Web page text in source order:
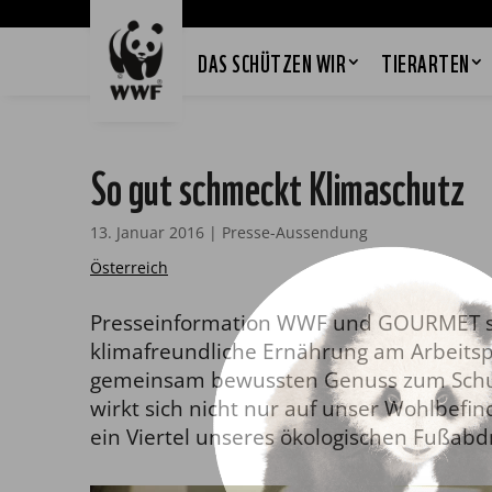
DAS SCHÜTZEN WIR TIERARTEN
So gut schmeckt Klimaschutz
13. Januar 2016 | Presse-Aussendung
Österreich
Presseinformation WWF und
klimafreundliche Ernährung am
gemeinsam bewussten Genuss zum
wirkt sich nicht nur auf unser
ein Viertel unseres ökologischen